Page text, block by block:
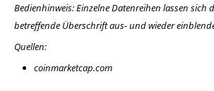
Bedienhinweis: Einzelne Datenreihen lassen sich
betreffende Überschrift aus- und wieder
Quellen:
coinmarketcap.com